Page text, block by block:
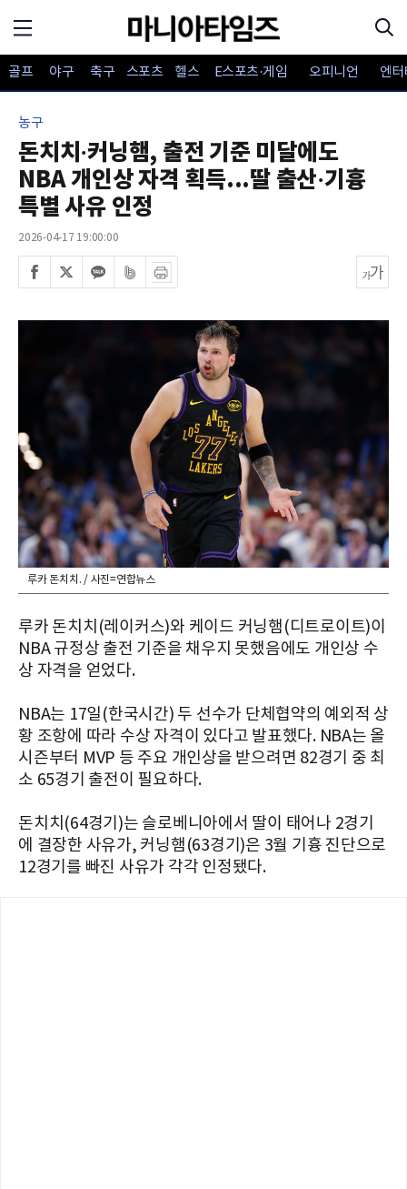
골프 야구 축구 스포츠 헬스 E스포츠·게임 오피니언 엔
농구
돈치치·커닝햄, 출전 기준 미달에도
NBA 개인상 자격 획득...딸 출산·기흉
특별 사유 인정
2026-04-17 19:00:00
루카 돈치치. / 사진=연합뉴스
루카 돈치치(레이커스)와 케이드 커닝햄(디트로이트)이
NBA 규정상 출전 기준을 채우지 못했음에도 개인상 수
상 자격을 얻었다.
NBA는 17일(한국시간) 두 선수가 단체협약의 예외적 상
황 조항에 따라 수상 자격이 있다고 발표했다. NBA는 올
시즌부터 MVP 등 주요 개인상을 받으려면 82경기 중 최
소 65경기 출전이 필요하다.
돈치치(64경기)는 슬로베니아에서 딸이 태어나 2경기
에 결장한 사유가, 커닝햄(63경기)은 3월 기흉 진단으로
12경기를 빠진 사유가 각각 인정됐다.